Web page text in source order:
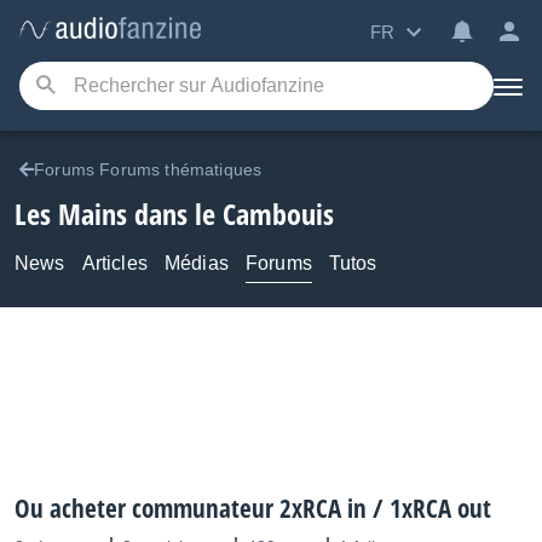
FR
Forums Forums thématiques
Les Mains dans le Cambouis
News Articles Médias Forums Tutos
Ou acheter communateur 2xRCA in / 1xRCA out